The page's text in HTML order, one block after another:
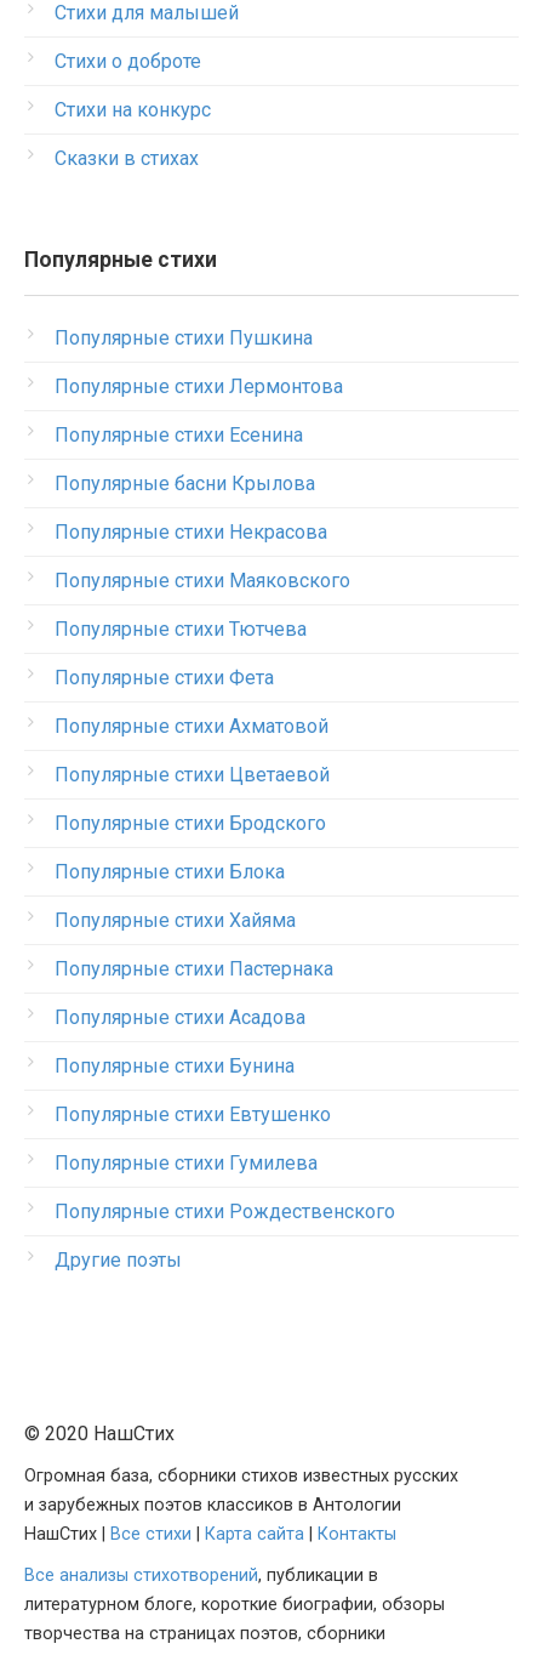
Стихи для малышей
Стихи о доброте
Стихи на конкурс
Сказки в стихах
Популярные стихи
Популярные стихи Пушкина
Популярные стихи Лермонтова
Популярные стихи Есенина
Популярные басни Крылова
Популярные стихи Некрасова
Популярные стихи Маяковского
Популярные стихи Тютчева
Популярные стихи Фета
Популярные стихи Ахматовой
Популярные стихи Цветаевой
Популярные стихи Бродского
Популярные стихи Блока
Популярные стихи Хайяма
Популярные стихи Пастернака
Популярные стихи Асадова
Популярные стихи Бунина
Популярные стихи Евтушенко
Популярные стихи Гумилева
Популярные стихи Рождественского
Другие поэты
© 2020 НашСтих
Огромная база, сборники стихов известных русских
и зарубежных поэтов классиков в Антологии
НашСтих |
Все стихи Карта сайта
Контакты
Все анализы стихотворений, публикации в
литературном блоге, короткие биографии, обзоры
творчества на страницах поэтов, сборники